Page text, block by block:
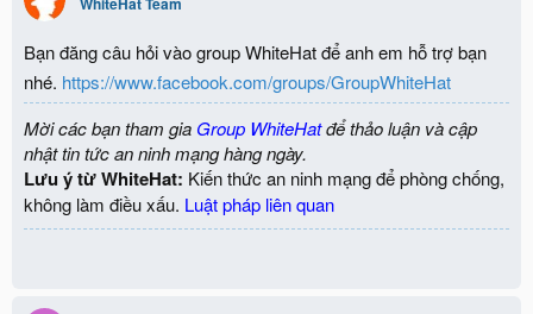
Bạn đăng câu hỏi vào group WhiteHat để anh em hỗ trợ bạn
nhé. https://www.facebook.com/groups/GroupWhiteHat
Mời các bạn tham gia Group WhiteHatđể thảo luận và cập
nhật tin tức an ninh mạng hàng ngày.
Lưu ý từ WhiteHat: Kiến thức an ninh mạng để phòng chống,
không làm điều xấu. Luật pháp liên quan